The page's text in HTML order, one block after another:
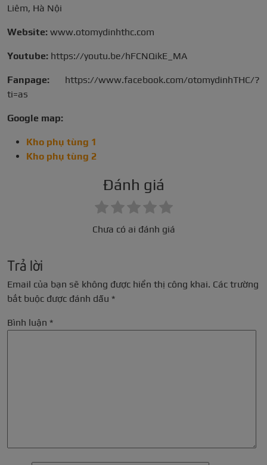
Liêm, Hà Nội
Website: www.otomydinhthc.com
Youtube: https://youtu.be/hFCNQikE_MA
Fanpage: https://www.facebook.com/otomydinhTHC/?
ti=as
Google map:
Kho phụ tùng 1
Kho phụ tùng 2
Đánh giá
Chưa có ai đánh giá
Trả lời
Email của bạn sẽ không được hiển thị công khai. Các trường
bắt buộc được đánh dấu *
Bình luận *